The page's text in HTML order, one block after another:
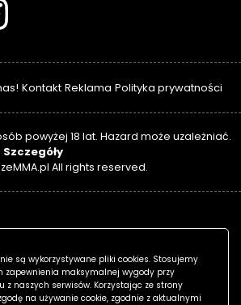
Kontakt Reklama Polityka prywatności
powyżej 18 lat. Hazard może uzależniać.
Szczegóły
All rights reserved.
są wykorzystywane pliki cookies. Stosujemy
zapewnienia maksymalnej wygody przy
z naszych serwisów. Korzystając ze strony
na używanie cookie, zgodnie z aktualnymi